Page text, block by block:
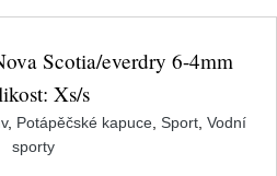
Scotia/everdry 6-4mm
Xs/s
, Potápěčské kapuce Sport Vodní
sporty